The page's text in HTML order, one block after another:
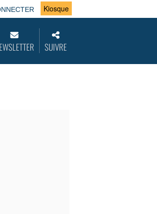
Kiosque
SUIVRE